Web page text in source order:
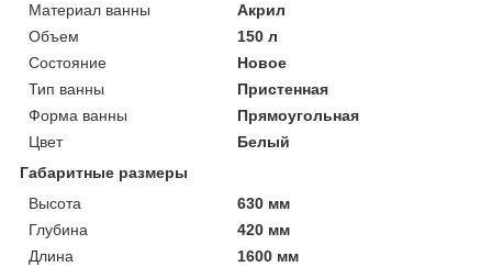
Материал ванны
Акрил
Объем
150 л
Состояние
Новое
Тип ванны
Пристенная
Форма ванны
Прямоугольная
Цвет
Белый
Габаритные размеры
Высота
630 мм
Глубина
420 мм
Длина
1600 мм